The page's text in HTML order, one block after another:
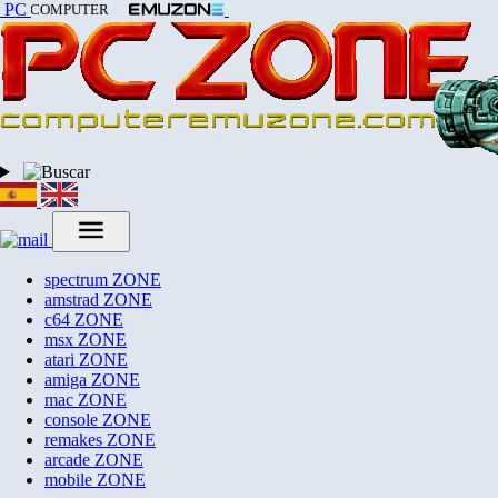
PC COMPUTER
spectrum ZONE
amstrad ZONE
c64 ZONE
msx ZONE
atari ZONE
amiga ZONE
mac ZONE
console ZONE
remakes ZONE
arcade ZONE
mobile ZONE